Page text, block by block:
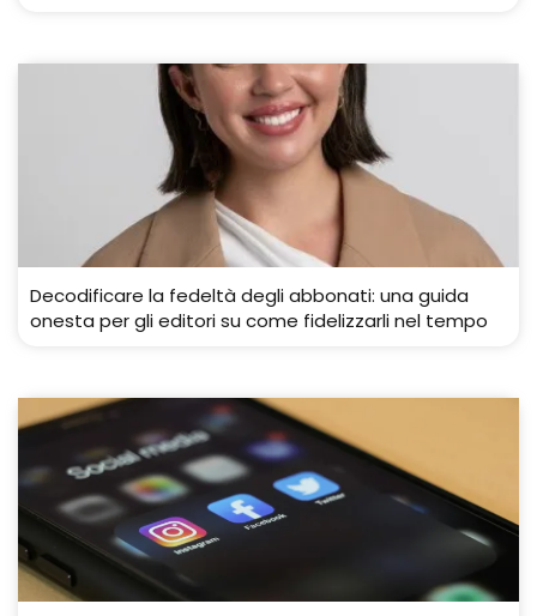
Decodificare la fedeltà degli abbonati: una guida
onesta per gli editori su come fidelizzarli nel tempo